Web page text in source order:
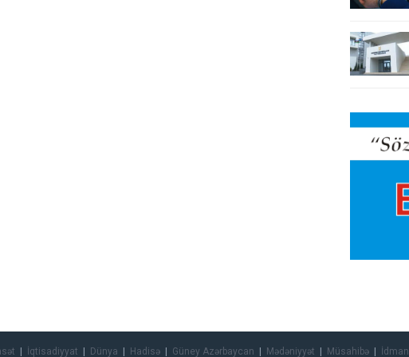
İqtisadiyyat Dünya Hadisə Güney Azərbaycan Mədəniyyət Müsahibə İdman